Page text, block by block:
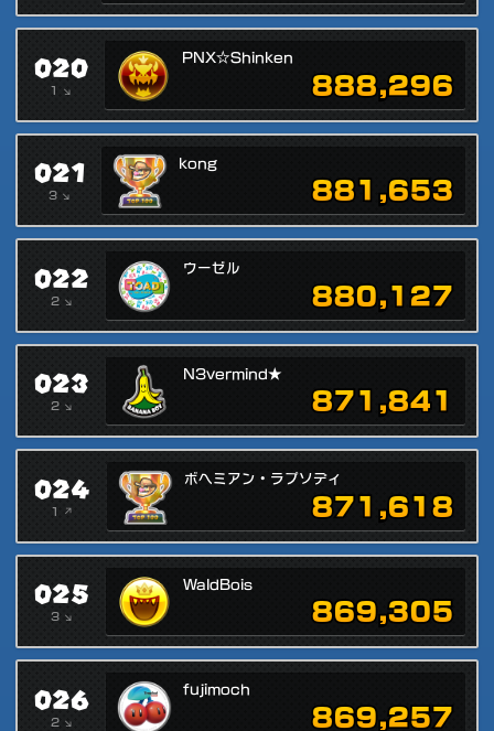
020
1 ↘
PNX☆Shinken
888,296
021
3 ↘
kong
881,653
022
2 ↘
ウーゼル
880,127
023
2 ↘
N3vermind★
871,841
024
1 ↗
ボヘミアン・ラプソディ
871,618
025
3 ↘
WaldBois
869,305
026
2 ↘
fujimoch
869,257